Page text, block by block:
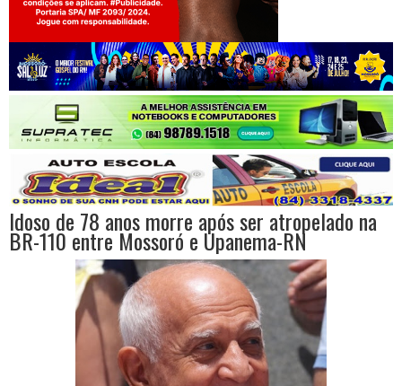
Jogue com responsabilidade. 18+
Idoso de 78 anos morre após ser atropelado na
BR-110 entre Mossoró e Upanema-RN